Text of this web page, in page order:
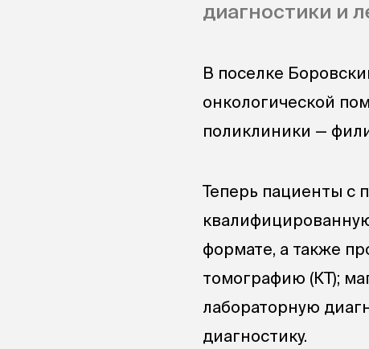
диагностики и
В поселке
онкологической
поликлиники —
Теперь пациенты с
формате, а также
томографию (КТ);
лабораторную
диагностику.